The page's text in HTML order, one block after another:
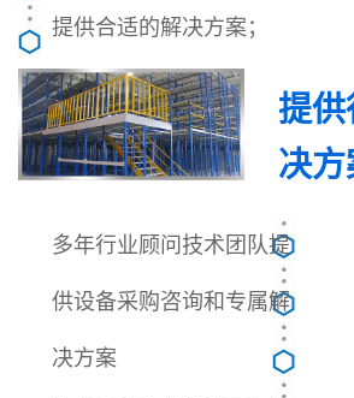
提供合适的解决方案；
提供
决方
多年行业顾问技术团队提
供设备采购咨询和专属解
决方案